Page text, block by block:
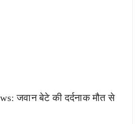
जवान बेटे की दर्दनाक मौत से